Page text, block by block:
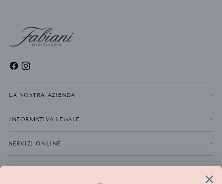
LA NOSTRA AZIENDA
INFORMATIVA LEGALE
SERVIZI ONLINE
NEWSLETTER